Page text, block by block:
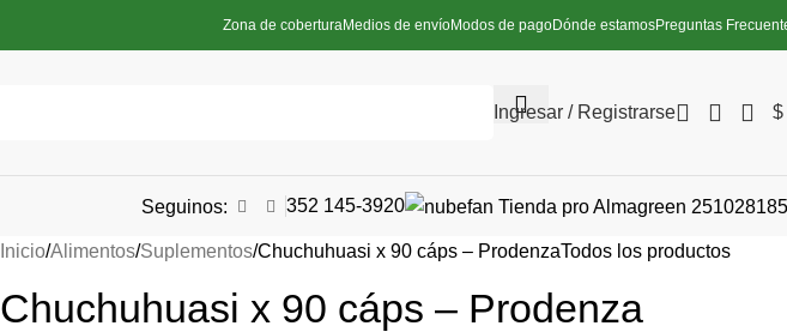
Zona de coberturaMedios de envíoModos de pagoDónde estamosPreguntas
Ingresar / Registrarse $
Seguinos: 352 145-3920
Inicio Alimentos Suplementos Chuchuhuasi x 90 cáps – ProdenzaTodos los productos
Chuchuhuasi x 90 cáps – Prodenza